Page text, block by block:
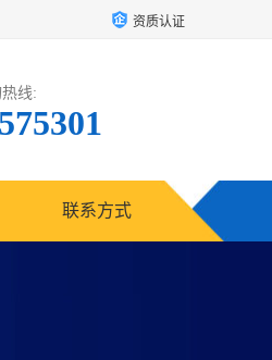
资质认证
线:
联系方式